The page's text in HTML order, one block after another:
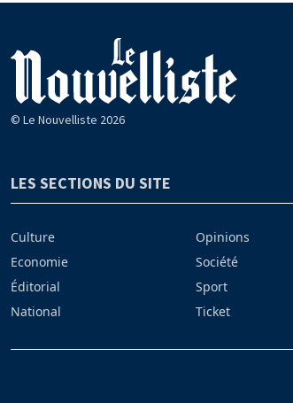
© Le Nouvelliste 2026
LES SECTIONS DU SITE
Culture
Economie
Éditorial
National
Opinions
Société
Sport
Ticket